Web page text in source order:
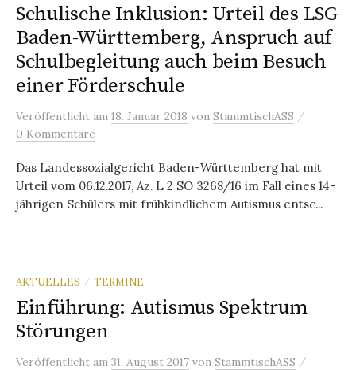
Schulische Inklusion: Urteil des LSG
Baden-Württemberg, Anspruch auf
Schulbegleitung auch beim Besuch
einer Förderschule
Veröffentlicht am 18. Januar 2018 von StammtischASS /
0 Kommentare
Das Landessozialgericht Baden-Württemberg hat mit
Urteil vom 06.12.2017, Az. L 2 SO 3268/16 im Fall eines 14-
jährigen Schülers mit frühkindlichem Autismus entsc...
AKTUELLES / TERMINE
Einführung: Autismus Spektrum
Störungen
Veröffentlicht am 31. August 2017 von StammtischASS /